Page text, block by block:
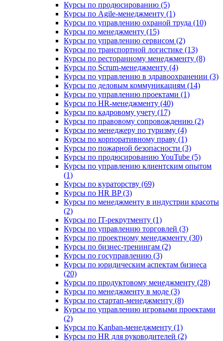
Курсы по продюсированию (5)
Курсы по Agile-менеджменту (1)
Курсы по управлению охраной труда (10)
Курсы по менеджменту (15)
Курсы по управлению сервисом (2)
Курсы по транспортной логистике (13)
Курсы по ресторанному менеджменту (8)
Курсы по Scrum-менеджменту (4)
Курсы по управлению в здравоохранении (3)
Курсы по деловым коммуникациям (14)
Курсы по управлению проектами (1)
Курсы по HR-менеджменту (40)
Курсы по кадровому учету (17)
Курсы по правовому сопровождению (2)
Курсы по менеджеру по туризму (4)
Курсы по корпоративному праву (1)
Курсы по пожарной безопасности (3)
Курсы по продюсированию YouTube (5)
Курсы по управлению клиентским опытом
(1)
Курсы по кураторству (69)
Курсы по HR BP (3)
Курсы по менеджменту в индустрии красоты
(2)
Курсы по IT-рекрутменту (1)
Курсы по управлению торговлей (3)
Курсы по проектному менеджменту (30)
Курсы по бизнес-тренингам (2)
Курсы по госуправлению (3)
Курсы по юридическим аспектам бизнеса
(20)
Курсы по продуктовому менеджменту (28)
Курсы по менеджменту в моде (3)
Курсы по стартап-менеджменту (8)
Курсы по управлению игровыми проектами
(2)
Курсы по Kanban-менеджменту (1)
Курсы по HR для руководителей (2)